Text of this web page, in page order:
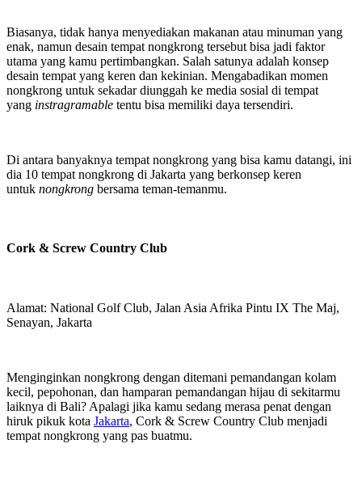
Biasanya, tidak hanya menyediakan makanan atau minuman yang
enak, namun desain tempat nongkrong tersebut bisa jadi faktor
utama yang kamu pertimbangkan. Salah satunya adalah konsep
desain tempat yang keren dan kekinian. Mengabadikan momen
nongkrong untuk sekadar diunggah ke media sosial di tempat
yang instragramable tentu bisa memiliki daya tersendiri.
Di antara banyaknya tempat nongkrong yang bisa kamu datangi, ini
dia 10 tempat nongkrong di Jakarta yang berkonsep keren
untuk nongkrong bersama teman-temanmu.
Cork & Screw Country Club
Alamat: National Golf Club, Jalan Asia Afrika Pintu IX The Maj,
Senayan, Jakarta
Menginginkan nongkrong dengan ditemani pemandangan kolam
kecil, pepohonan, dan hamparan pemandangan hijau di sekitarmu
laiknya di Bali? Apalagi jika kamu sedang merasa penat dengan
hiruk pikuk kota Jakarta, Cork & Screw Country Club menjadi
tempat nongkrong yang pas buatmu.